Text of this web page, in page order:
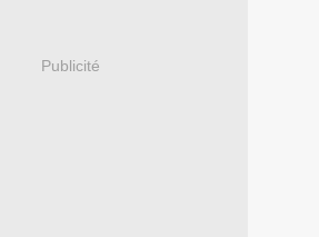
Publicité